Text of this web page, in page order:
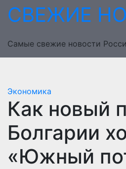
Перейти
СВЕЖИЕ
Самые свежие новости
Экономика
Как новый
Болгарии
«Южный